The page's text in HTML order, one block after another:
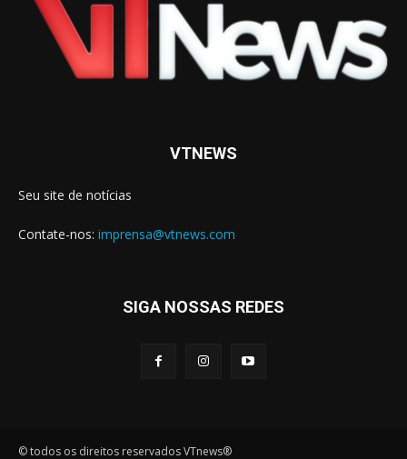
VTNEWS
Seu site de notícias
Contate-nos: imprensa@vtnews.com
SIGA NOSSAS REDES
© todos os direitos reservados VTnews®